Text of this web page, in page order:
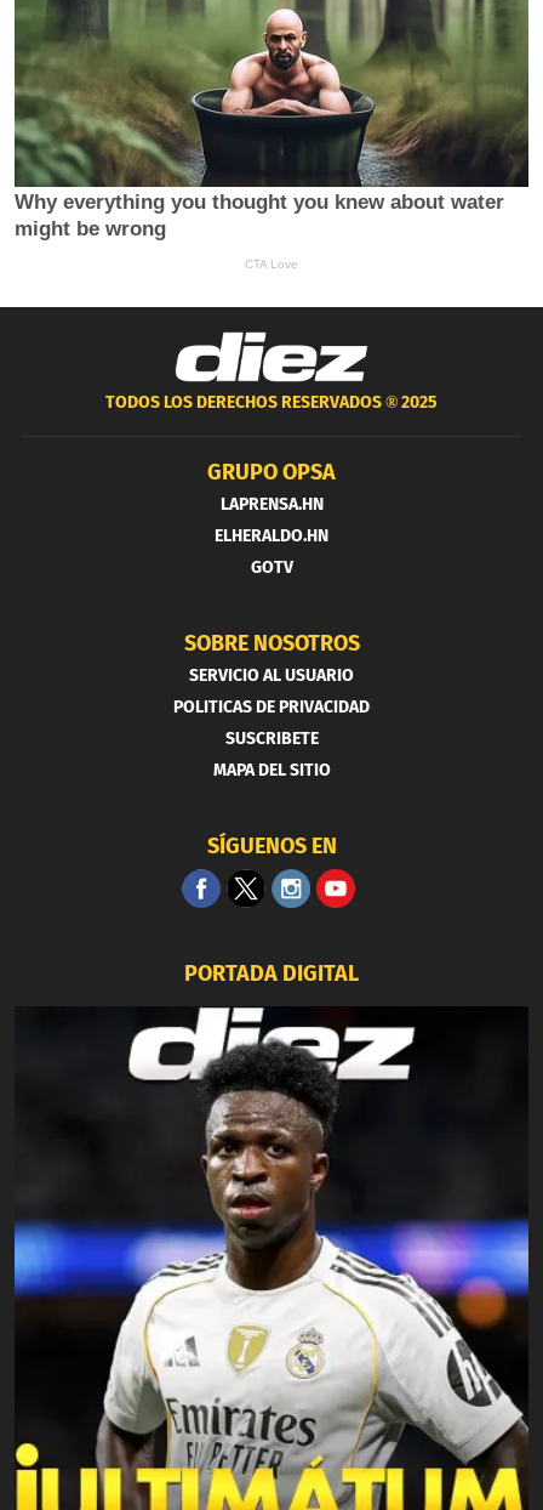
TODOS LOS DERECHOS RESERVADOS ®2025
GRUPO OPSA
LAPRENSA.HN
ELHERALDO.HN
GOTV
SOBRE NOSOTROS
SERVICIO AL USUARIO
POLITICAS DE PRIVACIDAD
SUSCRIBETE
MAPA DEL SITIO
SÍGUENOS EN
PORTADA DIGITAL